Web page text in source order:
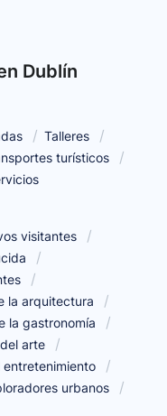
Dublín
Talleres
turísticos
visitantes
la arquitectura
la gastronomía
arte
entretenimiento
urbanos